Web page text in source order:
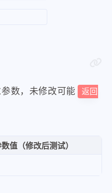
数，未修改可能
返回
值（修改后测试）